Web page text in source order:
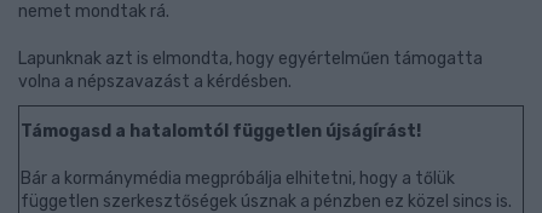
nemet mondtak rá.
Lapunknak azt is elmondta, hogy egyértelműen támogatta
volna a népszavazást a kérdésben.
Támogasd a hatalomtól független újságírást!
Bár a kormánymédia megpróbálja elhitetni, hogy a tőlük
független szerkesztőségek úsznak a pénzben ez közel sincs is.